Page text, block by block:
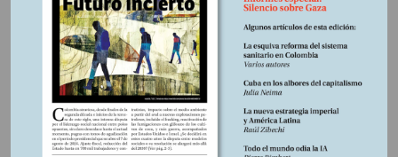
Últimas publicaciones
La época de la intranquilidad
5 agosto, 2026